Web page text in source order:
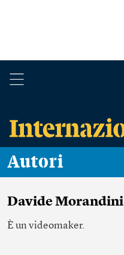
Autori
Davide Morandini
È un videomaker.